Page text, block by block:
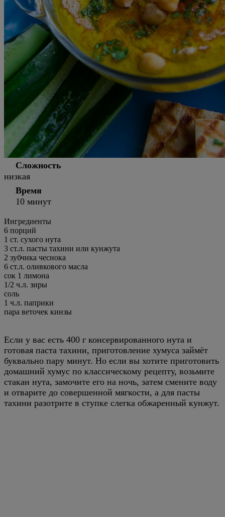
Сложность
низкая
Время
10 минут
Ингредиенты
6 порций
1 ст. сухого нута
3 ст.л. пасты тахини или кунжута
2 зубчика чеснока
6 ст.л. оливкового масла
сок 1 лимона
1/2 ч.л. зиры
соль
1 ч.л. паприки
пара веточек кинзы
Если у вас есть 400 г консервированного нута и
готовая паста тахини, приготовление хумуса займёт
буквально пару минут. Но если вы хотите приготовить
домашний хумус по классическому рецепту, возьмите
стакан нута, замочите его на ночь, затем смените воду
и отварите до совершенной мягкости, а для пасты
тахини разотрите в ступке слегка обжаренный кунжут.